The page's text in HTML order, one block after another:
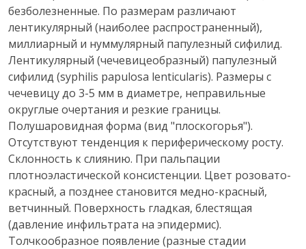
безболезненные. По размерам различают
лентикулярный (наиболее распространенный),
миллиарный и нуммулярный папулезный сифилид.
Лентикулярный (чечевицеобразный) папулезный
сифилид (syphilis papulosa lenticularis). Размеры с
чечевицу до 3-5 мм в диаметре, неправильные
округлые очертания и резкие границы.
Полушаровидная форма (вид "плоскогорья").
Отсутствуют тенденция к периферическому росту.
Склонность к слиянию. При пальпации
плотноэластической консистенции. Цвет розовато-
красный, а позднее становится медно-красный,
ветчинный. Поверхность гладкая, блестящая
(давление инфильтрата на эпидермис).
Толчкообразное появление (разные стадии